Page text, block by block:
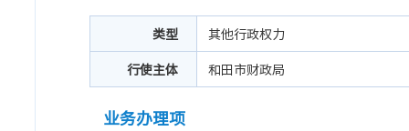
类型
其他行政权力
行使主体
和田市财政局
业务办理项